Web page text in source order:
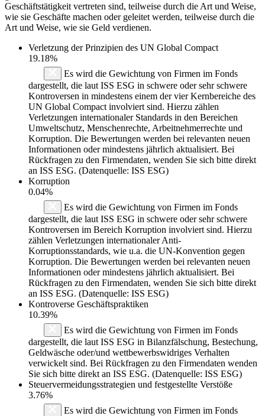
Geschäftstätigkeit vertreten sind, teilweise durch die Art und Weise,
wie sie Geschäfte machen oder geleitet werden, teilweise durch die
Art und Weise, wie sie Geld verdienen.
Verletzung der Prinzipien des UN Global Compact
19.18%
Es wird die Gewichtung von Firmen im Fonds
dargestellt, die laut ISS ESG in schwere oder sehr schwere
Kontroversen in mindestens einem der vier Kernbereiche des
UN Global Compact involviert sind. Hierzu zählen
Verletzungen internationaler Standards in den Bereichen
Umweltschutz, Menschenrechte, Arbeitnehmerrechte und
Korruption. Die Bewertungen werden bei relevanten neuen
Informationen oder mindestens jährlich aktualisiert. Bei
Rückfragen zu den Firmendaten, wenden Sie sich bitte direkt
an ISS ESG. (Datenquelle: ISS ESG)
Korruption
0.04%
Es wird die Gewichtung von Firmen im Fonds
dargestellt, die laut ISS ESG in schwere oder sehr schwere
Kontroversen im Bereich Korruption involviert sind. Hierzu
zählen Verletzungen internationaler Anti-
Korruptionsstandards, wie u.a. die UN-Konvention gegen
Korruption. Die Bewertungen werden bei relevanten neuen
Informationen oder mindestens jährlich aktualisiert. Bei
Rückfragen zu den Firmendaten, wenden Sie sich bitte direkt
an ISS ESG. (Datenquelle: ISS ESG)
Kontroverse Geschäftspraktiken
10.39%
Es wird die Gewichtung von Firmen im Fonds
dargestellt, die laut ISS ESG in Bilanzfälschung, Bestechung,
Geldwäsche oder/und wettbewerbswidriges Verhalten
verwickelt sind. Bei Rückfragen zu den Firmendaten wenden
Sie sich bitte direkt an ISS ESG. (Datenquelle: ISS ESG)
Steuervermeidungsstrategien und festgestellte Verstöße
3.76%
Es wird die Gewichtung von Firmen im Fonds